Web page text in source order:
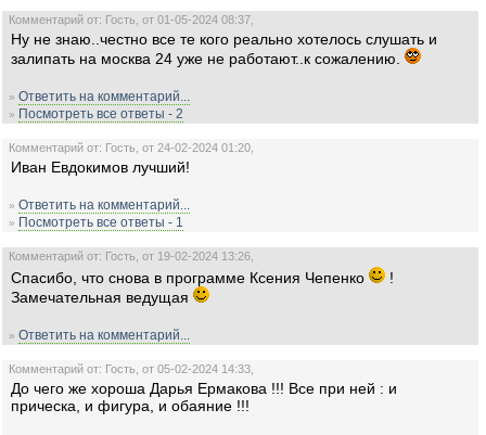
Комментарий от: Гость, от 01-05-2024 08:37,
Ну не знаю..честно все те кого реально хотелось слушать и
залипать на москва 24 уже не работают..к сожалению.
» Ответить на комментарий...
» Посмотреть все ответы - 2
Комментарий от: Гость, от 24-02-2024 01:20,
Иван Евдокимов лучший!
» Ответить на комментарий...
» Посмотреть все ответы - 1
Комментарий от: Гость, от 19-02-2024 13:26,
Спасибо, что снова в программе Ксения Чепенко
!
Замечательная ведущая
» Ответить на комментарий...
Комментарий от: Гость, от 05-02-2024 14:33,
До чего же хороша Дарья Ермакова !!! Все при ней : и
прическа, и фигура, и обаяние !!!